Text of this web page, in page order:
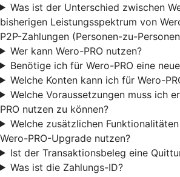
Was ist der Unterschied zwischen
bisherigen Leistungsspektrum von
P2P-Zahlungen (Personen-zu-
Wer kann Wero-PRO nutzen?
Benötige ich für Wero-PRO eine
Welche Konten kann ich für Wero-
Welche Voraussetzungen muss ich
PRO nutzen zu können?
Welche zusätzlichen
Wero-PRO-Upgrade nutzen?
Ist der Transaktionsbeleg eine
Was ist die Zahlungs-ID?